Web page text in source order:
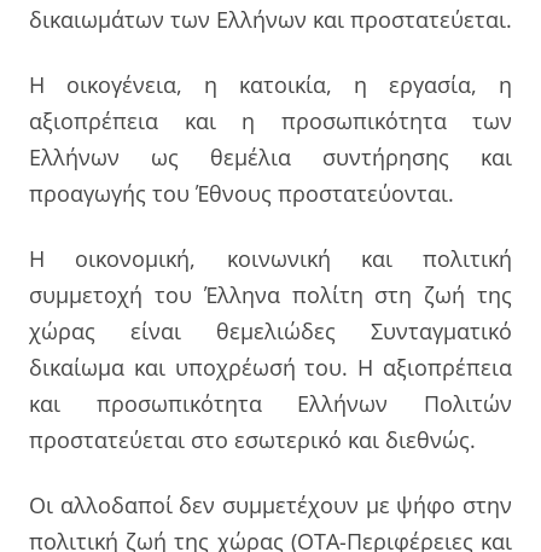
δικαιωμάτων των Ελλήνων και προστατεύεται.
Η οικογένεια, η κατοικία, η εργασία, η
αξιοπρέπεια και η προσωπικότητα των
Ελλήνων ως θεμέλια συντήρησης και
προαγωγής του Έθνους προστατεύονται.
Η οικονομική, κοινωνική και πολιτική
συμμετοχή του Έλληνα πολίτη στη ζωή της
χώρας είναι θεμελιώδες Συνταγματικό
δικαίωμα και υποχρέωσή του. Η αξιοπρέπεια
και προσωπικότητα Ελλήνων Πολιτών
προστατεύεται στο εσωτερικό και διεθνώς.
Οι αλλοδαποί δεν συμμετέχουν με ψήφο στην
πολιτική ζωή της χώρας (ΟΤΑ-Περιφέρειες και